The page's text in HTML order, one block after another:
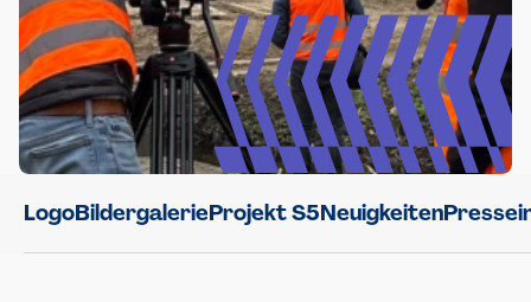
LogoBildergalerieProjekt S5Neuigkeiten